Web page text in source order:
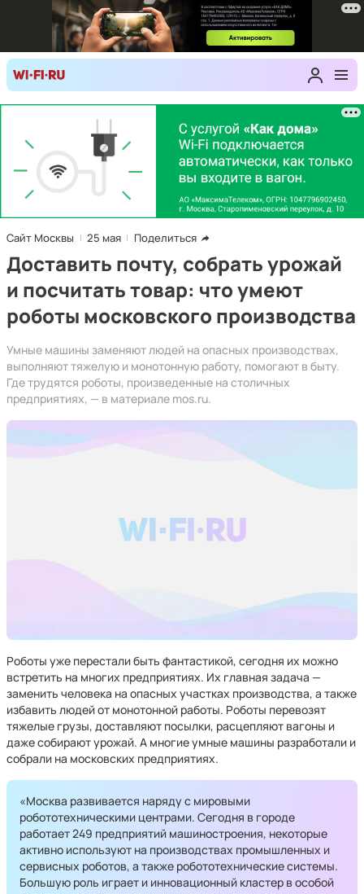
Сайт Москвы 25 мая Поделиться
Доставить почту, собрать урожай
и посчитать товар: что умеют
роботы московского производства
Умные машины заменяют людей на опасных производствах,
выполняют тяжелую и монотонную работу, помогают в быту.
Где трудятся роботы, произведенные на столичных
предприятиях, — в материале mos.ru.
Роботы уже перестали быть фантастикой, сегодня их можно
встретить на многих предприятиях. Их главная задача —
заменить человека на опасных участках производства, а также
избавить людей от монотонной работы. Роботы перевозят
тяжелые грузы, доставляют посылки, расцепляют вагоны и
даже собирают урожай. А многие умные машины разработали и
собрали на московских предприятиях.
«Москва развивается наряду с мировыми
робототехническими центрами. Сегодня в городе
работает 249 предприятий машиностроения, некоторые
активно используют на производствах промышленных и
сервисных роботов, а также робототехнические системы.
Большую роль играет и инновационный кластер в особой